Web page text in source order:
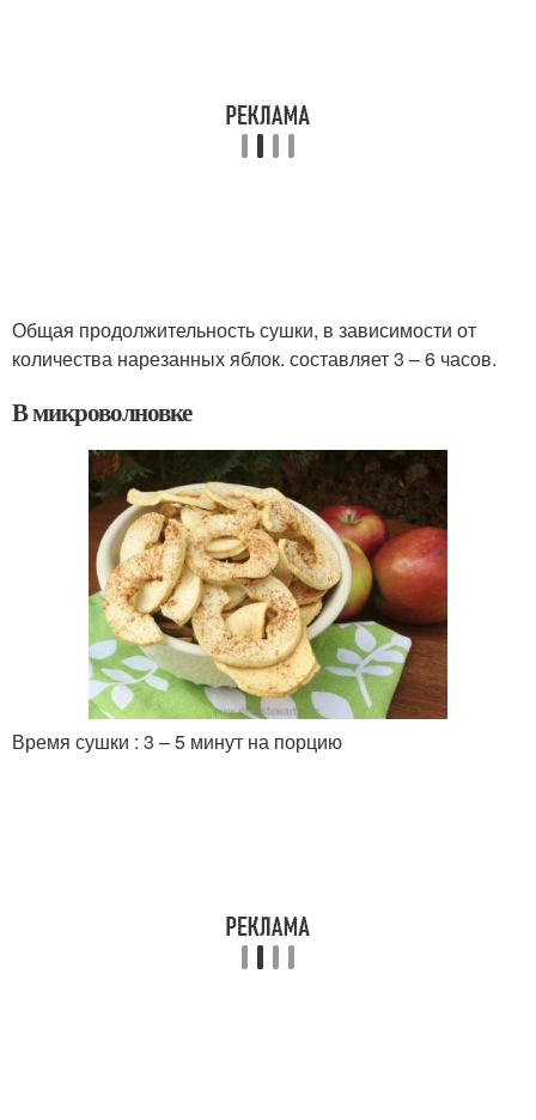
Общая продолжительность сушки, в зависимости от
количества нарезанных яблок. составляет 3 – 6 часов.
В микроволновке
Время сушки : 3 – 5 минут на порцию